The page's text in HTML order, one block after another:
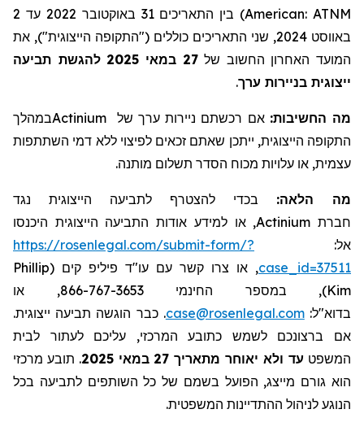
American: ATNM
) בין התאריכים31 באוקטובר 2022 עד 2
באווסט 2024, שני התאריכים כוללים ("התקופה הייצוגית"), את
המועד האחרון החשוב של 27 במאי 2025 להגשת תביעה
ייצוגית בניירות ערך.
מה החשיבות: אם רכשתם ניירות ערך של Actiniumבמהלך
התקופה הייצוגית, ייתכן שאתם זכאים לפיצוי ללא דמי השתתפות
עצמית, או עלויות מכוח הסדר תשלום מותנה.
מה הלאה: בכדי להצטרף לתביעה הייצוגית נגד
חברת Actinium, או למידע אודות התביעה הייצוגית היכנסו
אל: https://rosenlegal.com/submit-form/?
case_id=37511, או צרו קשר עם עו"ד פיליפ קים (Phillip
Kim
), במספר החינמי 866-767-3653, או
בדוא"ל:case@rosenlegal.com. כבר הוגשה תביעה ייצוגית.
אם ברצונכם לשמש כתובע המרכזי, עליכם לעתור לבית
המשפט עד ולא יאוחר מתאריך 27 במאי . תובע מרכזי
הוא גורם מייצג, הפועל בשמם של כל השותפים לתביעה בכל
הנוגע לניהול ההתדיינות המשפטית.